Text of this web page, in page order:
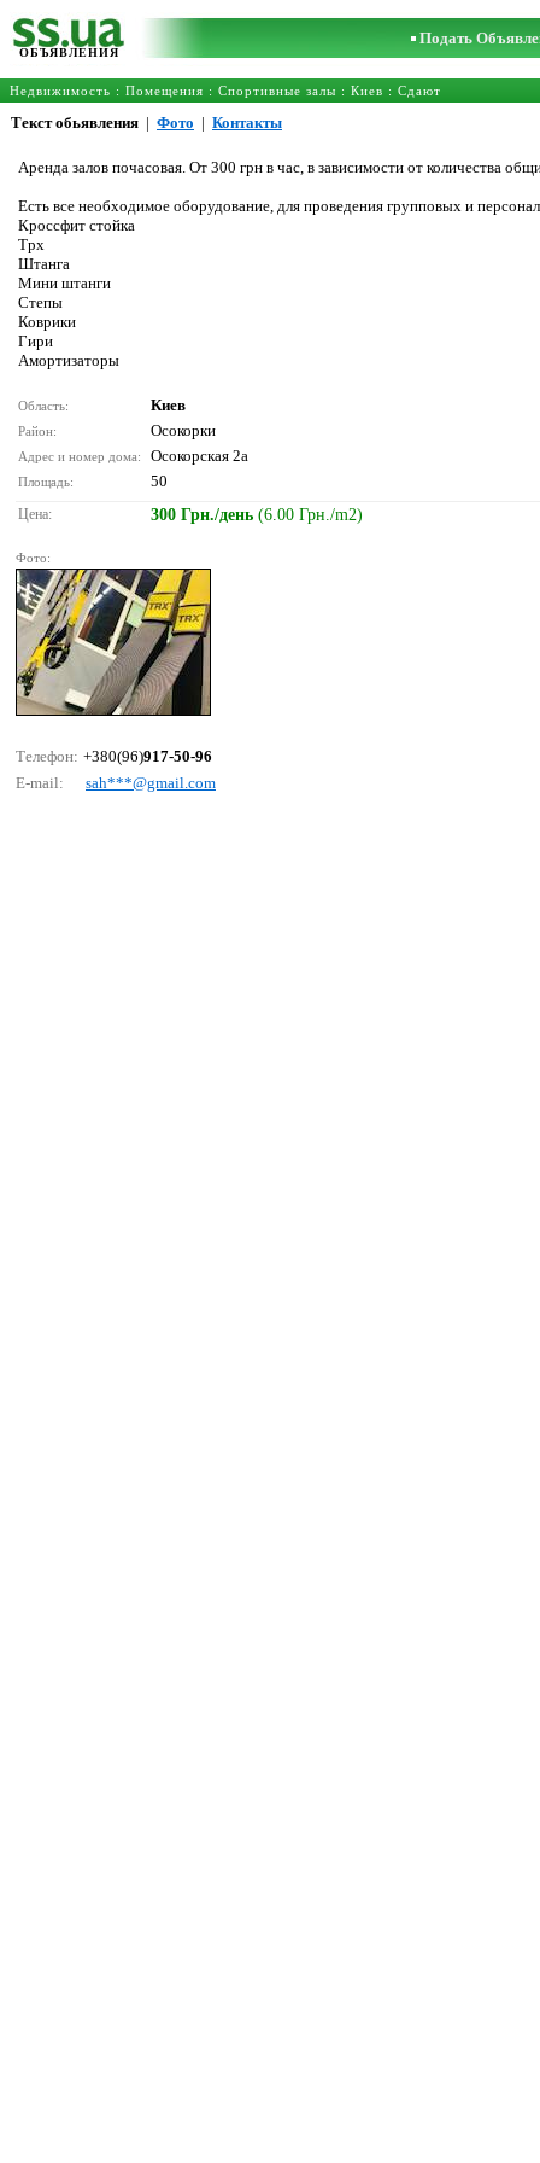
ОБЪЯВЛЕНИЯ
Подать
Недвижимость : Помещения : Спортивные залы : Киев : Сдают
Текст обьявления | Фото | Контакты
Аренда залов почасовая. От 300 грн в час, в зависимости от количества
Есть все необходимое оборудование, для проведения групповых и
Кроссфит стойка
Трх
Штанга
Мини штанги
Степы
Коврики
Гири
Амортизаторы
Область: Киев
Район: Осокорки
Адрес и номер дома: Осокорская 2а
Площадь: 50
Цена: 300 Грн./день (6.00 Грн./m2)
Фото:
Телефон: +380(96)917-50-96
E-mail:
sаh***@gmаil.соm